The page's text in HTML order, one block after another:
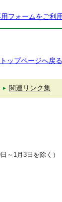
フォームをご利
トップページへ戻る
関連リンク集
～1月3日を除く）